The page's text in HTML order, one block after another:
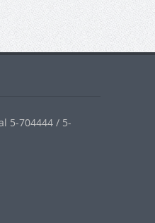
5-704444 / 5-